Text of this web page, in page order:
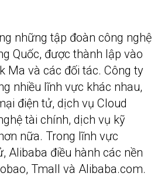
những tập đoàn công nghệ
Quốc, được thành lập vào
Ma và các đối tác. Công ty
nhiều lĩnh vực khác nhau,
điện tử, dịch vụ Cloud
tài chính, dịch vụ kỹ
nữa. Trong lĩnh vực
Alibaba điều hành các nền
Tmall và Alibaba.com.